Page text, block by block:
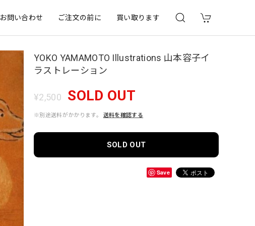
お問い合わせ ご注文の前に 買い取ります
YOKO YAMAMOTO Illustrations 山本容子イ
ラストレーション
¥2,500 SOLD OUT
※別途送料がかかります。 送料を確認する
SOLD OUT
Save